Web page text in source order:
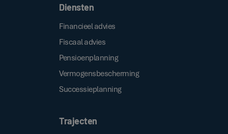
Diensten
Financieel advies
Fiscaal advies
Pensioenplanning
Vermogensbescherming
Successieplanning
Trajecten